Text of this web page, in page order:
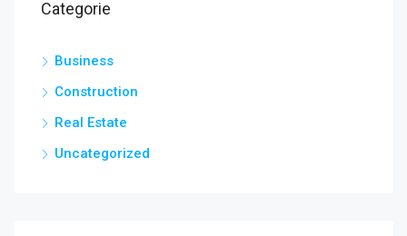
Categorie
Business
Construction
Real Estate
Uncategorized